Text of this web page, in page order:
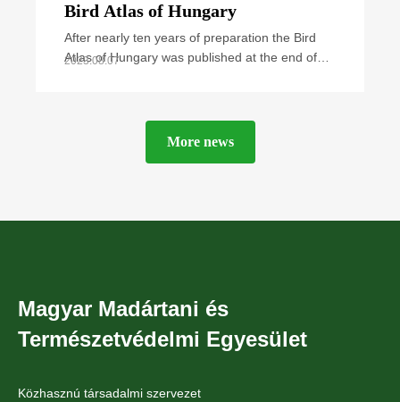
Bird Atlas of Hungary
After nearly ten years of preparation the Bird
Atlas of Hungary was published at the end of
2023.08.07
More news
Magyar Madártani és
Természetvédelmi Egyesület
Közhasznú társadalmi szervezet